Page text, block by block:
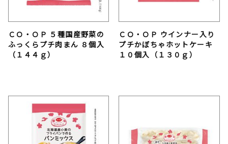
ＣＯ・ＯＰ ５種国産野菜の
ふっくらプチ肉まん ８個入
（１４４ｇ）
ＣＯ・ＯＰ ウインナー入り
プチかぼちゃホットケーキ
１０個入（１３０ｇ）